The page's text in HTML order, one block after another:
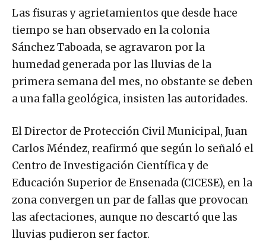
Las fisuras y agrietamientos que desde hace
tiempo se han observado en la colonia
Sánchez Taboada, se agravaron por la
humedad generada por las lluvias de la
primera semana del mes, no obstante se deben
a una falla geológica, insisten las autoridades.
El Director de Protección Civil Municipal, Juan
Carlos Méndez, reafirmó que según lo señaló el
Centro de Investigación Científica y de
Educación Superior de Ensenada (CICESE), en la
zona convergen un par de fallas que provocan
las afectaciones, aunque no descartó que las
lluvias pudieron ser factor.